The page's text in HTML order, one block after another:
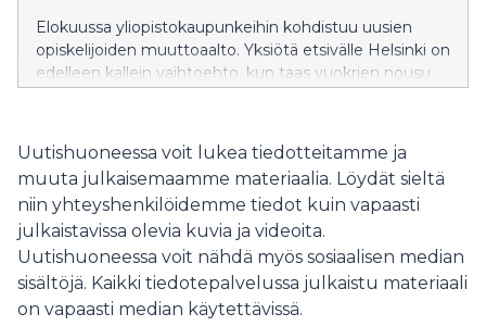
Elokuussa yliopistokaupunkeihin kohdistuu uusien
opiskelijoiden muuttoaalto. Yksiötä etsivälle Helsinki on
edelleen kallein vaihtoehto, kun taas vuokrien nousu
Uutishuoneessa voit lukea tiedotteitamme ja
muuta julkaisemaamme materiaalia. Löydät sieltä
niin yhteyshenkilöidemme tiedot kuin vapaasti
julkaistavissa olevia kuvia ja videoita.
Uutishuoneessa voit nähdä myös sosiaalisen median
sisältöjä. Kaikki tiedotepalvelussa julkaistu materiaali
on vapaasti median käytettävissä.